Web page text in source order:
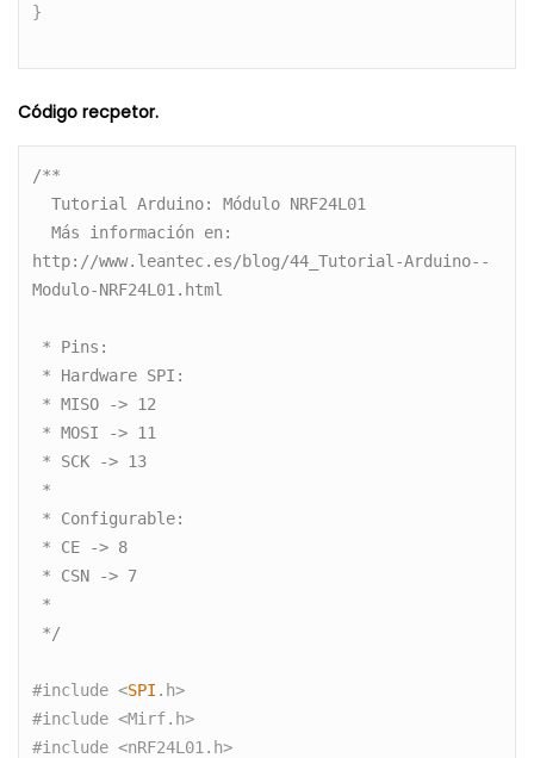
}
Código recpetor.
/**
Tutorial Arduino: Módulo NRF24L01
Más información en:
http://www.leantec.es/blog/44_Tutorial-Arduino--
Modulo-NRF24L01.html
* Pins:
* Hardware SPI:
* MISO -> 12
* MOSI -> 11
* SCK -> 13
*
* Configurable:
* CE -> 8
* CSN -> 7
*
*/
#include <SPI .h>
#include <Mirf.h>
#include <nRF24L01.h>